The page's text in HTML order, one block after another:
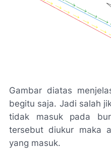
Gambar diatas
begitu saja. Jadi salah
tidak masuk pada
tersebut diukur maka
yang masuk.